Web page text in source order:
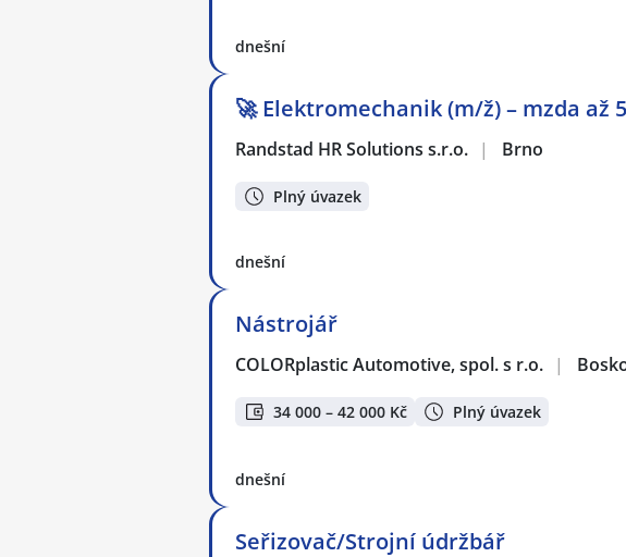
dnešní
🚀 Elektromechanik (m/ž) – mzda až
Randstad HR Solutions s.r.o. | Brno
Plný úvazek
dnešní
Nástrojář
COLORplastic Automotive, spol. s r.o. |
34 000 – 42 000 Kč Plný úvazek
dnešní
Seřizovač/Strojní údržbář